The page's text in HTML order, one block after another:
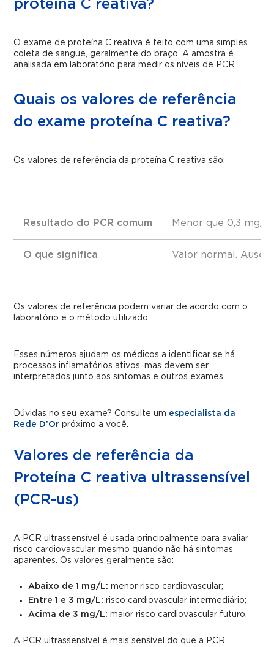
proteína C reativa?
O exame de proteína C reativa é feito com uma simples
coleta de sangue, geralmente do braço. A amostra é
analisada em laboratório para medir os níveis de PCR.
Quais os valores de referência
do exame proteína C reativa?
Os valores de referência da proteína C reativa são:
Resultado do PCR comum
O que significa
Menor que 0,3 mg/L
Valor normal.
Os valores de referência podem variar de acordo com o
laboratório e o método utilizado.
Esses números ajudam os médicos a identificar se há
processos inflamatórios ativos, mas devem ser
interpretados junto aos sintomas e outros exames.
Dúvidas no seu exame? Consulte um especialista da
Rede D’Or próximo a você.
Valores de referência da
Proteína C reativa ultrassensível
(PCR-us)
A PCR ultrassensível é usada principalmente para avaliar
risco cardiovascular, mesmo quando não há sintomas
aparentes. Os valores geralmente são:
Abaixo de 1 mg/L:menor risco cardiovascular;
Entre 1 e 3 mg/L:risco cardiovascular intermediário;
Acima de 3 mg/L: maior risco cardiovascular futuro.
A PCR ultrassensível é mais sensível do que a PCR